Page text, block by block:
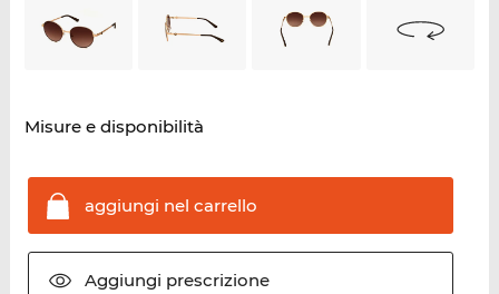
Misure e disponibilità
aggiungi nel carrello
Aggiungi prescrizione